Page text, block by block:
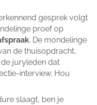
gesprek volgt
proef op
. De mondelinge
de thuisopdracht,
juryleden dat
interview. Hou
slaagt, ben je